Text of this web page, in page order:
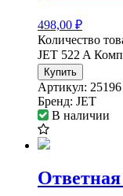
498,00 ₽
Количество
JET 522 A
Купить
Артикул: 25196
Бренд: JET
В наличии